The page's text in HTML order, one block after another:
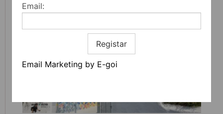
Email:
Registar
Email Marketing by E-goi